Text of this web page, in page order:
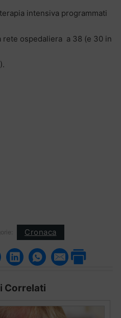
intensiva programmati
rete ospedaliera a 38 (e 30 in
Cronaca
Correlati